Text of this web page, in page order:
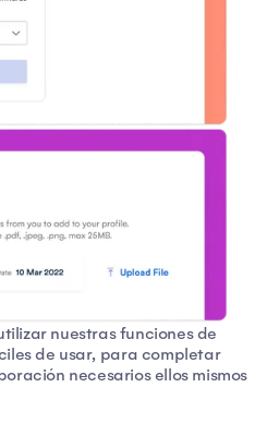
nuestras funciones de
de usar, para completar
necesarios ellos mismos